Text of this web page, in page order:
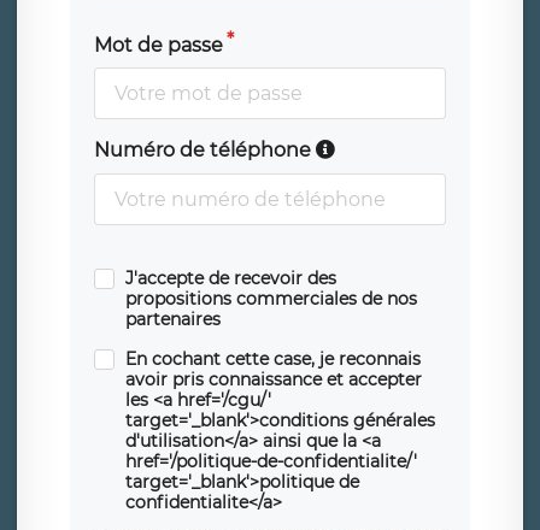
Mot de passe
Numéro de téléphone
J'accepte de recevoir des
propositions commerciales de nos
partenaires
En cochant cette case, je reconnais
avoir pris connaissance et accepter
les <a href='/cgu/'
target='_blank'>conditions générales
d'utilisation</a> ainsi que la <a
href='/politique-de-confidentialite/'
target='_blank'>politique de
confidentialite</a>